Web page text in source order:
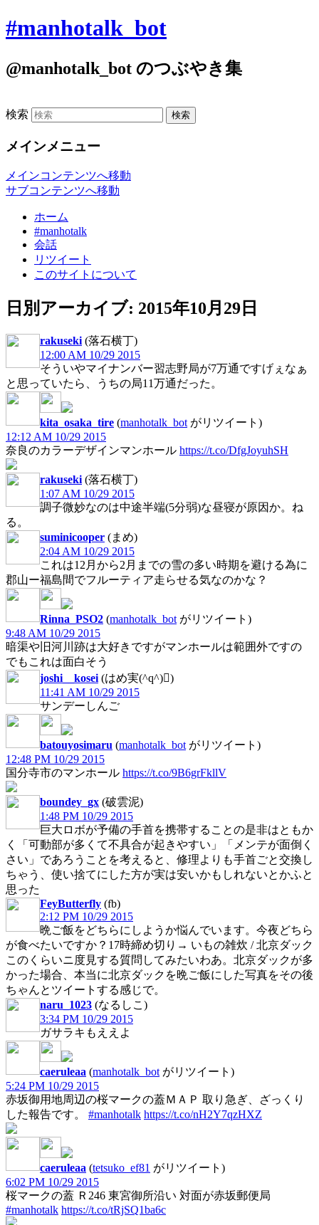
#manhotalk_bot
@manhotalk_bot のつぶやき集
検索
メインメニュー
メインコンテンツへ移動
サブコンテンツへ移動
ホーム
#manhotalk
会話
リツイート
このサイトについて
日別アーカイブ: 2015年10月29日
rakuseki (落石横丁)
12:00 AM 10/29 2015
そういやマイナンバー習志野局が7万通ですげぇなぁ
と思っていたら、うちの局11万通だった。
kita_osaka_tire (manhotalk_bot がリツイート)
12:12 AM 10/29 2015
奈良のカラーデザインマンホール https://t.co/DfgJoyuhSH
rakuseki (落石横丁)
1:07 AM 10/29 2015
調子微妙なのは中途半端(5分弱)な昼寝が原因か。ね
る。
suminicooper (まめ)
2:04 AM 10/29 2015
これは12月から2月までの雪の多い時期を避ける為に
郡山ー福島間でフルーティア走らせる気なのかな？
Rinna_PSO2 (manhotalk_bot がリツイート)
9:48 AM 10/29 2015
暗渠や旧河川跡は大好きですがマンホールは範囲外ですの
でもこれは面白そう
joshi__kosei (はめ実(^q^))
11:41 AM 10/29 2015
サンデーしんご
batouyosimaru (manhotalk_bot がリツイート)
12:48 PM 10/29 2015
国分寺市のマンホール https://t.co/9B6grFkllV
boundey_gx (破雲泥)
1:48 PM 10/29 2015
巨大ロボが予備の手首を携帯することの是非はともか
く「可動部が多くて不具合が起きやすい」「メンテが面倒く
さい」であろうことを考えると、修理よりも手首ごと交換し
ちゃう、使い捨てにした方が実は安いかもしれないとかふと
思った
FeyButterfly (fb)
2:12 PM 10/29 2015
晩ご飯をどちらにしようか悩んでいます。今夜どちら
が食べたいですか？17時締め切り→ いもの雑炊 / 北京ダック
このくらいニ度見する質問してみたいわあ。北京ダックが多
かった場合、本当に北京ダックを晩ご飯にした写真をその後
ちゃんとツイートする感じで。
naru_1023 (なるしこ)
3:34 PM 10/29 2015
ガサラキもええよ
caeruleaa (manhotalk_bot がリツイート)
5:24 PM 10/29 2015
赤坂御用地周辺の桜マークの蓋ＭＡＰ 取り急ぎ、ざっくり
した報告です。 #manhotalk https://t.co/nH2Y7qzHXZ
caeruleaa (tetsuko_ef81 がリツイート)
6:02 PM 10/29 2015
桜マークの蓋 Ｒ246 東宮御所沿い 対面が赤坂郵便局
#manhotalk https://t.co/tRjSQ1ba6c